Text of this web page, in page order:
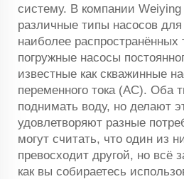
систему. В компании
различные типы насосов
наиболее
погружные насосы
известные как скважинные
переменного тока (AC). Оба
поднимать воду, но делают
удовлетворяют разные
могут считать, что один из
превосходит другой, но всё
как вы собираетесь